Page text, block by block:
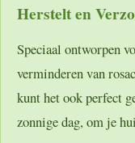
Herstelt en
Speciaal ontworpen
verminderen van
kunt het ook perfect
zonnige dag, om je